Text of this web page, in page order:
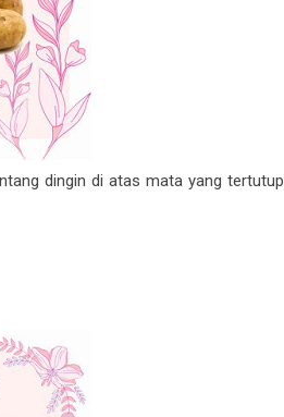
dingin di atas mata yang tertutup